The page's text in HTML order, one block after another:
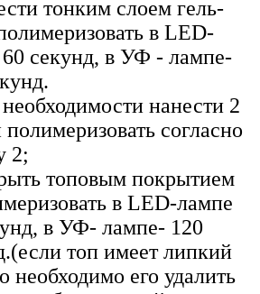
тонким слоем гель-
в LED-
секунд, в УФ - лампе-
нанести 2
согласно
2;
топовым покрытием
в LED-лампе
в УФ- лампе- 120
топ имеет липкий
необходимо его удалить